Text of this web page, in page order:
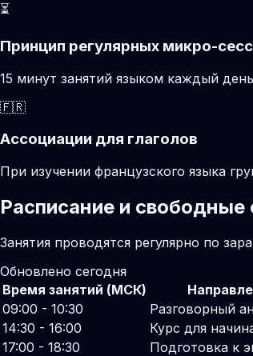
⏳
Принцип регулярных микро-
15 минут занятий языком каждый
🇫🇷
Ассоциации для глаголов
При изучении французского языка
Расписание и
Занятия проводятся регулярно по
Обновлено сегодня
Время занятий (МСК)
09:00 - 10:30
Разговорный
14:30 - 16:00
Курс для
17:00 - 18:30
Подготовка к